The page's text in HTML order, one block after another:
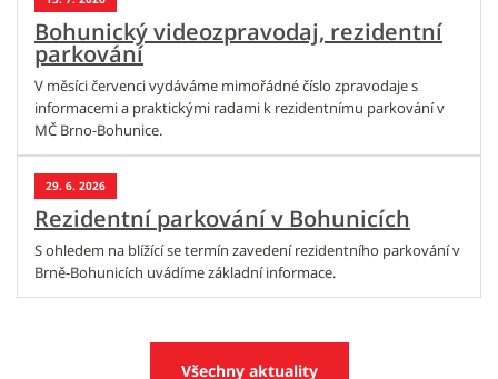
Bohunický videozpravodaj, rezidentní
parkování
V měsíci červenci vydáváme mimořádné číslo zpravodaje s
informacemi a praktickými radami k rezidentnímu parkování v
MČ Brno-Bohunice.
29. 6. 2026
Rezidentní parkování v Bohunicích
S ohledem na blížící se termín zavedení rezidentního parkování v
Brně-Bohunicích uvádíme základní informace.
Všechny aktuality